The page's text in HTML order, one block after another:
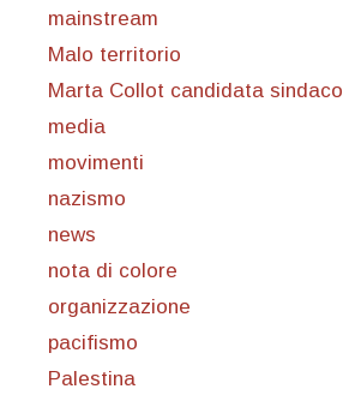
mainstream
Malo territorio
Marta Collot candidata sindaco
media
movimenti
nazismo
news
nota di colore
organizzazione
pacifismo
Palestina